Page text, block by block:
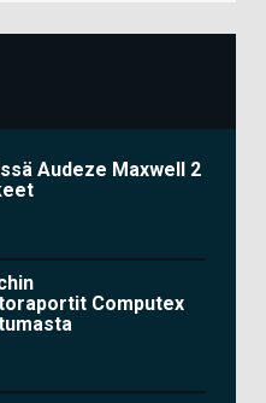
Audeze Maxwell 2
Computex